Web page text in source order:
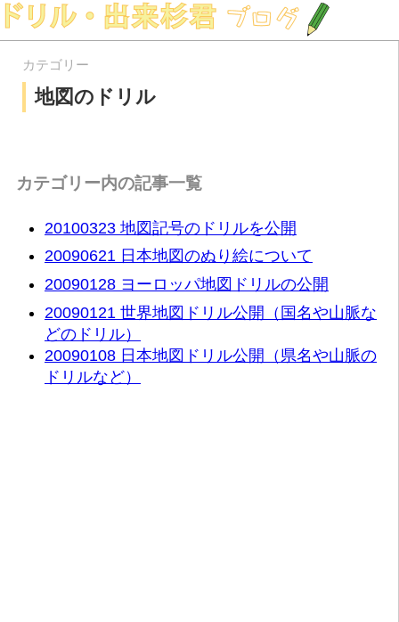
カテゴリー
地図のドリル
カテゴリー内の記事一覧
20100323 地図記号のドリルを公開
20090621 日本地図のぬり絵について
20090128 ヨーロッパ地図ドリルの公開
20090121 世界地図ドリル公開（国名や山脈な
どのドリル）
20090108 日本地図ドリル公開（県名や山脈の
ドリルなど）